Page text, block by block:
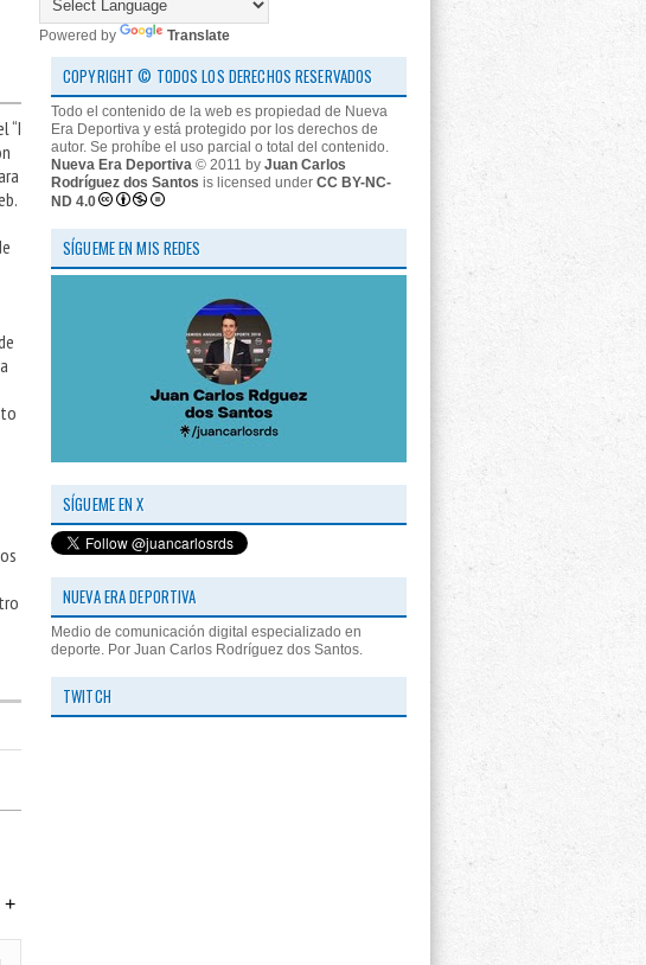
“I
+
Powered by Translate
COPYRIGHT © TODOS LOS DERECHOS RESERVADOS
Todo el contenido de la web es propiedad de Nueva
Era Deportiva y está protegido por los derechos de
autor. Se prohíbe el uso parcial o total del contenido.
Nueva Era Deportiva © 2011 by Juan Carlos
Rodríguez dos Santos is licensed under CC BY-NC-
ND 4.0
SÍGUEME EN MIS REDES
SÍGUEME EN X
NUEVA ERA DEPORTIVA
Medio de comunicación digital especializado en
deporte. Por Juan Carlos Rodríguez dos Santos.
TWITCH